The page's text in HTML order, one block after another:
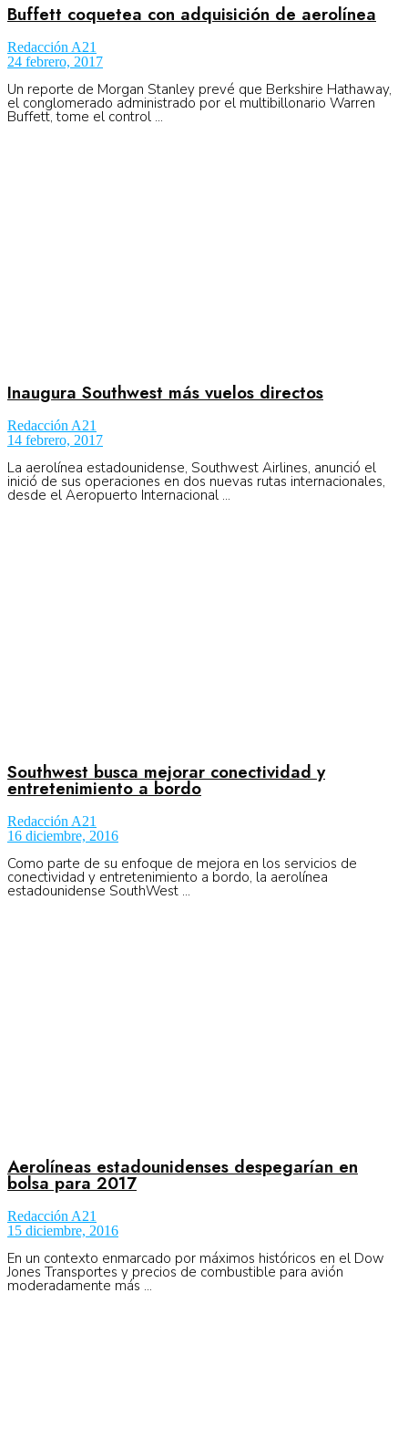
Buffett coquetea con adquisición de aerolínea
Redacción A21
24 febrero, 2017
Un reporte de Morgan Stanley prevé que Berkshire Hathaway,
el conglomerado administrado por el multibillonario Warren
Buffett, tome el control ...
Inaugura Southwest más vuelos directos
Redacción A21
14 febrero, 2017
La aerolínea estadounidense, Southwest Airlines, anunció el
inició de sus operaciones en dos nuevas rutas internacionales,
desde el Aeropuerto Internacional ...
Southwest busca mejorar conectividad y
entretenimiento a bordo
Redacción A21
16 diciembre, 2016
Como parte de su enfoque de mejora en los servicios de
conectividad y entretenimiento a bordo, la aerolínea
estadounidense SouthWest ...
Aerolíneas estadounidenses despegarían en
bolsa para 2017
Redacción A21
15 diciembre, 2016
En un contexto enmarcado por máximos históricos en el Dow
Jones Transportes y precios de combustible para avión
moderadamente más ...